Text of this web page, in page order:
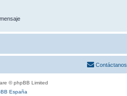
Contáctanos
© phpBB Limited
España